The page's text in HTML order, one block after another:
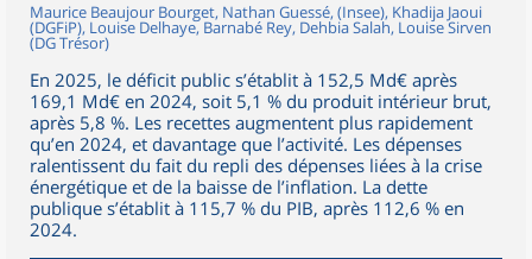
Maurice Beaujour Bourget, Nathan Guessé, (Insee), Khadija Jaoui
(DGFiP), Louise Delhaye, Barnabé Rey, Dehbia Salah, Louise Sirven
(DG Trésor)
En 2025, le déficit public s’établit à 152,5 Md€ après
169,1 Md€ en 2024, soit 5,1 % du produit intérieur brut,
après 5,8 %. Les recettes augmentent plus rapidement
qu’en 2024, et davantage que l’activité. Les dépenses
ralentissent du fait du repli des dépenses liées à la crise
énergétique et de la baisse de l’inflation. La dette
publique s’établit à 115,7 % du PIB, après 112,6 % en
2024.